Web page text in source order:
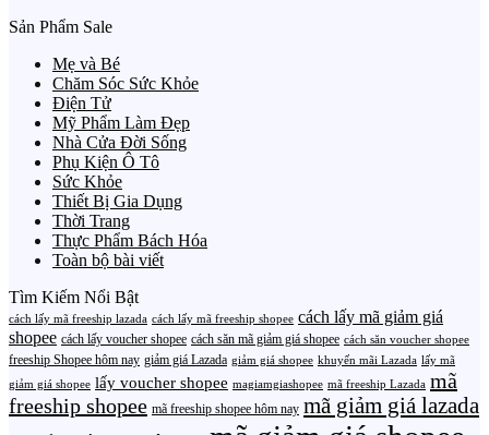
Sản Phẩm Sale
Mẹ và Bé
Chăm Sóc Sức Khỏe
Điện Tử
Mỹ Phẩm Làm Đẹp
Nhà Cửa Đời Sống
Phụ Kiện Ô Tô
Sức Khỏe
Thiết Bị Gia Dụng
Thời Trang
Thực Phẩm Bách Hóa
Toàn bộ bài viết
Tìm Kiếm Nổi Bật
cách lấy mã freeship lazada cách lấy mã freeship shopee cách lấy mã giảm giá
shopee cách lấy voucher shopee cách săn mã giảm giá shopee cách săn voucher shopee
freeship Shopee hôm nay giảm giá Lazada giảm giá shopee khuyến mãi Lazada lấy mã
giảm giá shopee lấy voucher shopee magiamgiashopee mã freeship Lazada mã
freeship shopee mã freeship shopee hôm nay mã giảm giá lazada